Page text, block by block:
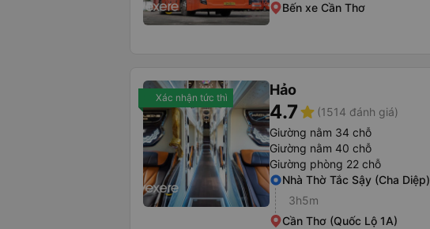
Bến xe Cần Thơ
Xác nhận tức thì Hảo
4.7star (1514 đánh giá)
Giường nằm 34 chỗ
Giường nằm 40 chỗ
Giường phòng 22 chỗ
Nhà Thờ Tắc Sậy (Cha Diệp)
3h5m
Cần Thơ (Quốc Lộ 1A)